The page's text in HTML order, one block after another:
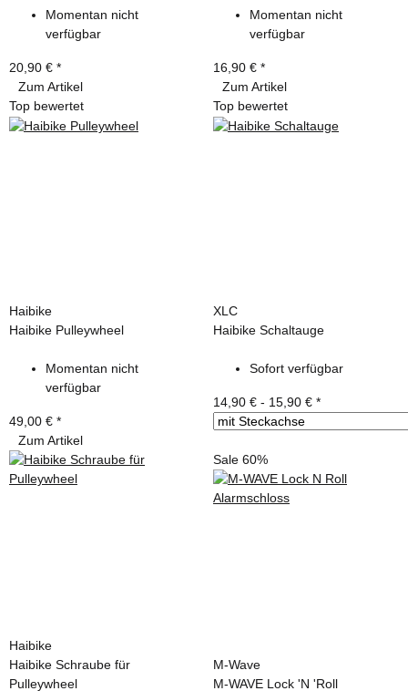
Momentan nicht
verfügbar
20,90 € *
Zum Artikel
Momentan nicht
verfügbar
16,90 € *
Zum Artikel
Top bewertet
Haibike
Haibike Pulleywheel
Momentan nicht
verfügbar
49,00 € *
Zum Artikel
Top bewertet
XLC
Haibike Schaltauge
Sofort verfügbar
14,90 € - 15,90 € *
Haibike
Haibike Schraube für
Pulleywheel
Sale 60%
M-Wave
M-WAVE Lock 'N 'Roll